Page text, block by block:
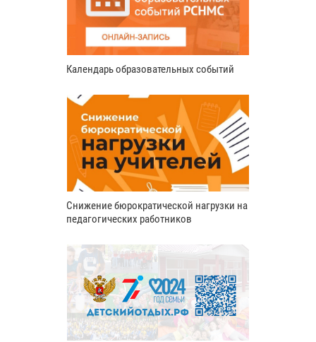
Календарь образовательных событий
Снижение бюрократической нагрузки на
педагогических работников